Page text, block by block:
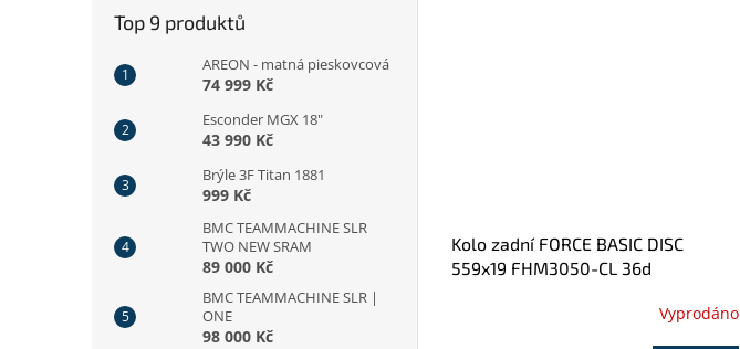
Top 9 produktů
AREON - matná pieskovcová
74 999 Kč
Esconder MGX 18"
43 990 Kč
Brýle 3F Titan 1881
999 Kč
BMC TEAMMACHINE SLR
TWO NEW SRAM
89 000 Kč
BMC TEAMMACHINE SLR |
ONE
98 000 Kč
Kolo zadní FORCE BASIC DISC
559x19 FHM3050-CL 36d
Vyprodáno